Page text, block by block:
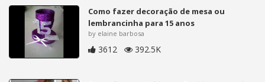
Como fazer decoração de mesa ou
lembrancinha para 15 anos
by elaine barbosa
3612 392.5K